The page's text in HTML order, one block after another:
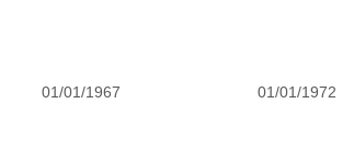
01/01/1967 01/01/1972